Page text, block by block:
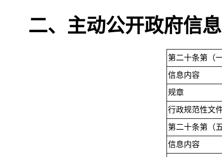
二、主动公开政府信
第二十条第（
信息内容
规章
行政规范性文
第二十条第（
信息内容